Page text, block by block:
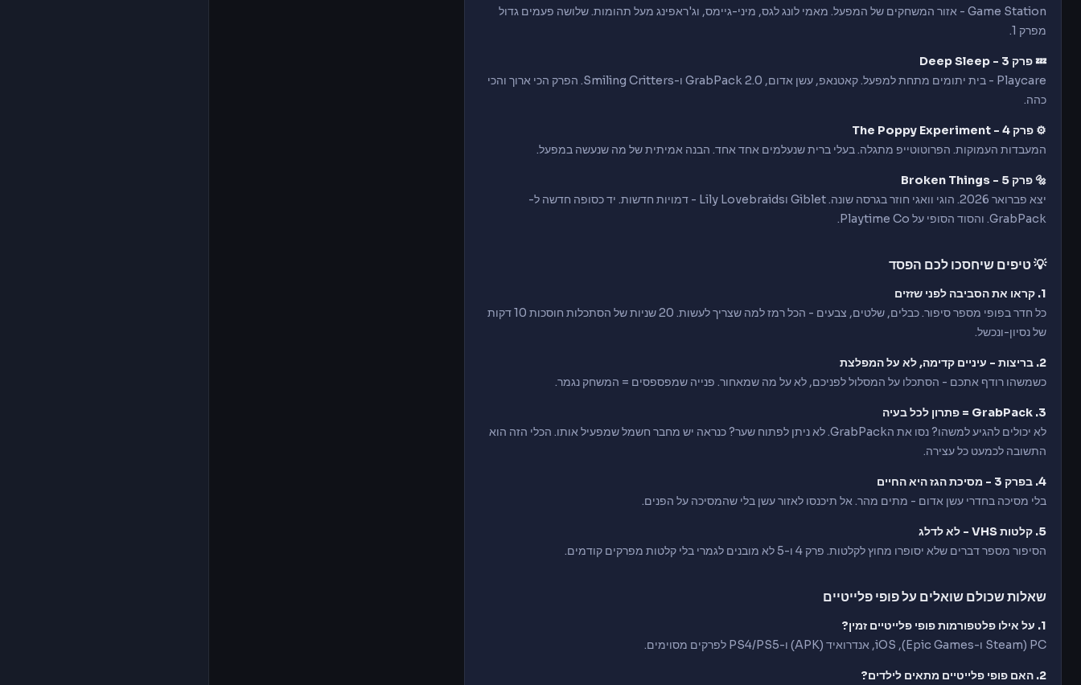
Game Station - אזור המשחקים של המפעל. מאמי לונג לגס, מיני-גיימס, וג'ראפינג מעל תהומות. שלושה פעמים גדול
מפרק 1.
💤 פרק 3 - Deep Sleep
Playcare - בית יתומים מתחת למפעל. קאטנאפ, עשן אדום, GrabPack 2.0 ו-Smiling Critters. הפרק הכי ארוך והכי
כהה.
⚙️ פרק 4 - The Poppy Experiment
המעבדות העמוקות. הפרוטוטייפ מתגלה. בעלי ברית שנעלמים אחד אחד. הבנה אמיתית של מה שנעשה במפעל.
🔩 פרק 5 - Broken Things
יצא פברואר 2026. הוגי וואגי חוזר בגרסה שונה. Giblet וLily Lovebraids - דמויות חדשות. יד כסופה חדשה ל-
GrabPack. והסוד הסופי על Playtime Co.
💡 טיפים שיחסכו לכם הפסד
1. קראו את הסביבה לפני שזזים
כל חדר בפופי מספר סיפור. כבלים, שלטים, צבעים - הכל רמז למה שצריך לעשות. 20 שניות של הסתכלות חוסכות 10 דקות
של נסיון-ונכשל.
2. בריצות - עיניים קדימה, לא על המפלצת
כשמשהו רודף אתכם - הסתכלו על המסלול לפניכם, לא על מה שמאחור. פנייה שמפספסים = המשחק נגמר.
3. GrabPack = פתרון לכל בעיה
לא יכולים להגיע למשהו? נסו את הGrabPack. לא ניתן לפתוח שער? כנראה יש מחבר חשמל שמפעיל אותו. הכלי הזה הוא
התשובה לכמעט כל עצירה.
4. בפרק 3 - מסיכת הגז היא החיים
בלי מסיכה בחדרי עשן אדום - מתים מהר. אל תיכנסו לאזור עשן בלי שהמסיכה על הפנים.
5. קלטות VHS - לא לדלג
הסיפור מספר דברים שלא יסופרו מחוץ לקלטות. פרק 4 ו-5 לא מובנים לגמרי בלי קלטות מפרקים קודמים.
שאלות שכולם שואלים על פופי פלייטיים
1. על אילו פלטפורמות פופי פלייטיים זמין?
PC (Steam ו-Epic Games), iOS, אנדרואיד (APK) ו-PS4/PS5 לפרקים מסוימים.
2. האם פופי פלייטיים מתאים לילדים?